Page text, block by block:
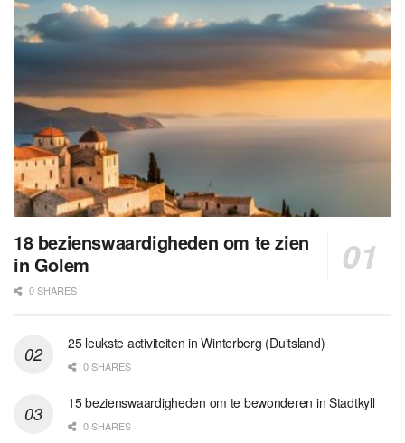
18 bezienswaardigheden om te zien
in Golem
0 SHARES
25 leukste activiteiten in Winterberg (Duitsland)
0 SHARES
15 bezienswaardigheden om te bewonderen in Stadtkyll
0 SHARES